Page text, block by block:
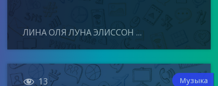
ЛИНА ОЛЯ ЛУНА ЭЛИССОН ...
 13 Музыка